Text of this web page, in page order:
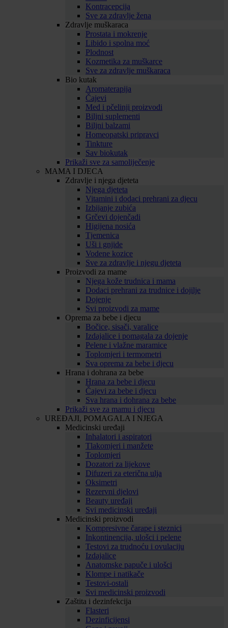
Kontracepcija
Sve za zdravlje žena
Zdravlje muškaraca
Prostata i mokrenje
Libido i spolna moć
Plodnost
Kozmetika za muškarce
Sve za zdravlje muškaraca
Bio kutak
Aromaterapija
Čajevi
Med i pčelinji proizvodi
Biljni suplementi
Biljni balzami
Homeopatski pripravci
Tinkture
Sav biokutak
Prikaži sve za samoliječenje
MAMA I DJECA
Zdravlje i njega djeteta
Njega djeteta
Vitamini i dodaci prehrani za djecu
Izbijanje zubića
Grčevi dojenčadi
Higijena nosića
Tjemenica
Uši i gnjide
Vodene kozice
Sve za zdravlje i njegu djeteta
Proizvodi za mame
Njega kože trudnica i mama
Dodaci prehrani za trudnice i dojilje
Dojenje
Svi proizvodi za mame
Oprema za bebe i djecu
Bočice, sisači, varalice
Izdajalice i pomagala za dojenje
Pelene i vlažne maramice
Toplomjeri i termometri
Sva oprema za bebe i djecu
Hrana i dohrana za bebe
Hrana za bebe i djecu
Čajevi za bebe i djecu
Sva hrana i dohrana za bebe
Prikaži sve za mamu i djecu
UREĐAJI, POMAGALA I NJEGA
Medicinski uređaji
Inhalatori i aspiratori
Tlakomjeri i manžete
Toplomjeri
Dozatori za lijekove
Difuzeri za eterična ulja
Oksimetri
Rezervni djelovi
Beauty uređaji
Svi medicinski uređaji
Medicinski proizvodi
Kompresivne čarape i steznici
Inkontinencija, ulošci i pelene
Testovi za trudnoću i ovulaciju
Izdajalice
Anatomske papuče i ulošci
Klompe i natikače
Testovi-ostali
Svi medicinski proizvodi
Zaštita i dezinfekcija
Flasteri
Dezinficijensi